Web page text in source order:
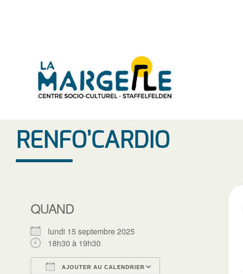
RENFO’CARDIO
QUAND
lundi 15 septembre 2025
18h30 à 19h30
AJOUTER AU CALENDRIER